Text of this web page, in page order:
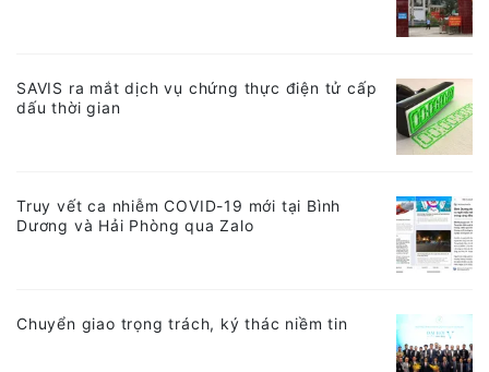
SAVIS ra mắt dịch vụ chứng thực điện tử cấp
dấu thời gian
Truy vết ca nhiễm COVID-19 mới tại Bình
Dương và Hải Phòng qua Zalo
Chuyển giao trọng trách, ký thác niềm tin